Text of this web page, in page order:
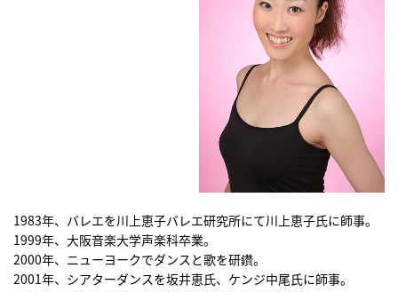
1983年、バレエを川上恵子バレエ研究所にて川上恵子氏に師事。
1999年、大阪音楽大学声楽科卒業。
2000年、ニューヨークでダンスと歌を研鑽。
2001年、シアターダンスを坂井恵氏、ケンジ中尾氏に師事。